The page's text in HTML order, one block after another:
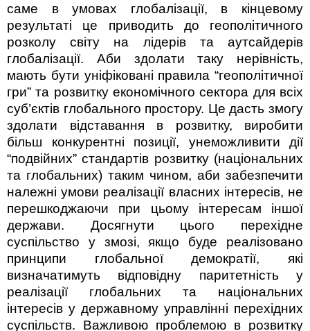
саме в умовах глобалізації, в кінцевому
результаті це приводить до геополітичного
розколу світу на лідерів та аутсайдерів
глобалізації. Аби здолати таку нерівність,
мають бути уніфіковані правила “геополітичної
гри” та розвитку економічного сектора для всіх
суб’єктів глобального простору. Це дасть змогу
здолати відставання в розвитку, виробити
більш конкурентні позиції, унеможливити дії
“подвійних” стандартів розвитку (національних
та глобальних) таким чином, аби забезпечити
належні умови реалізації власних інтересів, не
перешкоджаючи при цьому інтересам іншої
держави. Досягнути цього перехідне
суспільство у змозі, якщо буде реалізовано
принципи глобальної демократії, які
визначатимуть відповідну паритетність у
реалізації глобальних та національних
інтересів у державному управлінні перехідних
суспільств. Важливою проблемою в розвитку